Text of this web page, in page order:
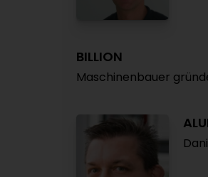
BILLION
Maschinenbauer